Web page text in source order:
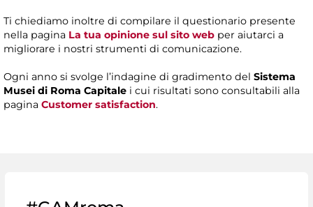
Ti chiediamo inoltre di compilare il questionario presente
nella pagina La tua opinione sul sito web per aiutarci a
migliorare i nostri strumenti di comunicazione.
Ogni anno si svolge l’indagine di gradimento del Sistema
Musei di Roma Capitale i cui risultati sono consultabili alla
pagina Customer satisfaction.